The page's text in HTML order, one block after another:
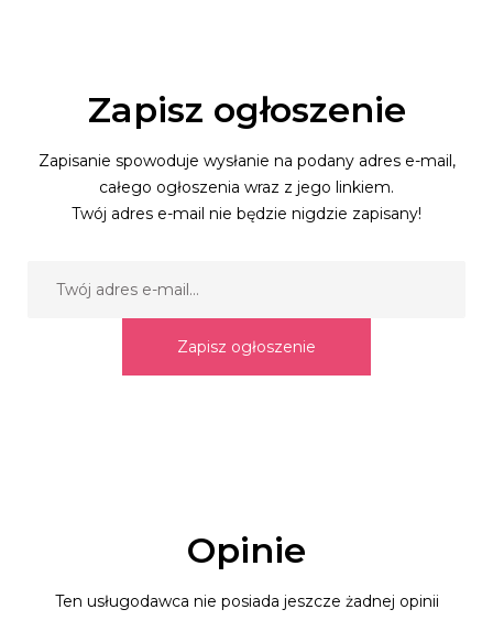
Zapisz ogłoszenie
Zapisanie spowoduje wysłanie na podany adres e-mail,
całego ogłoszenia wraz z jego linkiem.
Twój adres e-mail nie będzie nigdzie zapisany!
Zapisz ogłoszenie
Opinie
Ten usługodawca nie posiada jeszcze żadnej opinii